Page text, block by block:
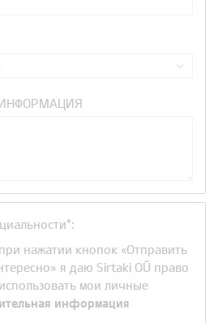
нажатии кнопок «Отправить
я даю Sirtaki OÜ право
мои личные
информация